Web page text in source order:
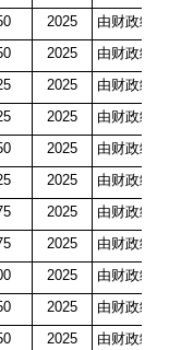
2025
由财政统
2025
由财政统
2025
由财政统
2025
由财政统
2025
由财政统
2025
由财政统
2025
由财政统
2025
由财政统
2025
由财政统
2025
由财政统
2025
由财政统